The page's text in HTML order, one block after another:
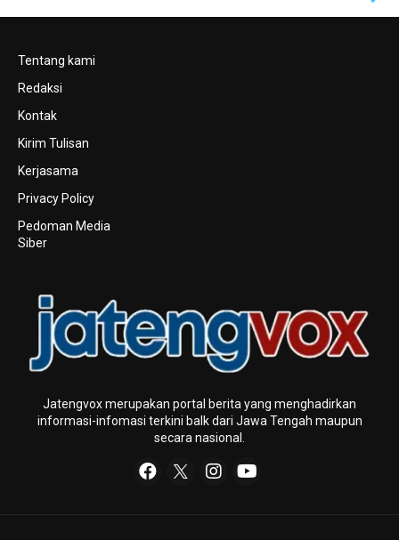
Tentang kami
Redaksi
Kontak
Kirim Tulisan
Kerjasama
Privacy Policy
Pedoman Media
Siber
Jatengvox merupakan portal berita yang menghadirkan
informasi-infomasi terkini baIk dari Jawa Tengah maupun
secara nasional.